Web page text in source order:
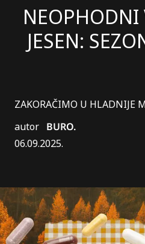
JESEN:
ZAKORAČIMO U HLADNIJE
autor BURO.
06.09.2025.